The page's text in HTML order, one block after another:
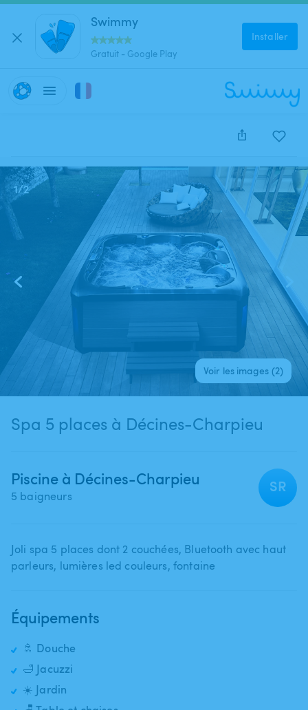
Swimmy
Gratuit - Google Play
Installer
Cette annonce est close et ne peut être réservée.
1/2
Voir les images (2)
Spa 5 places à Décines-Charpieu
Piscine à Décines-Charpieu
5 baigneurs
SR
Joli spa 5 places dont 2 couchées​,​ Bluetooth avec haut
parleurs​,​ lumières led couleurs​,​ fontaine
Équipements
🚿 Douche
🛁 Jacuzzi
☀️ Jardin